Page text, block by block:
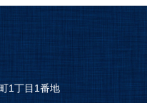
1丁目1番地